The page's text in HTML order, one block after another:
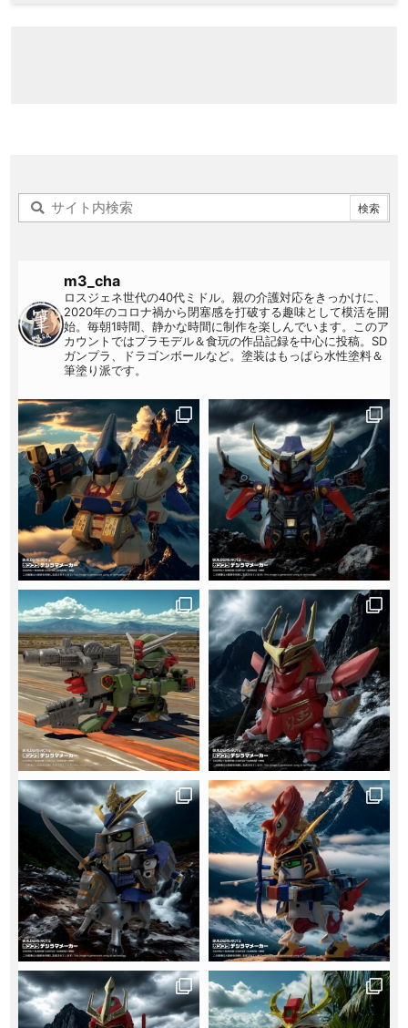
m3_cha
ロスジェネ世代の40代ミドル。親の介護対応をきっかけに、
2020年のコロナ禍から閉塞感を打破する趣味として模活を開
始。毎朝1時間、静かな時間に制作を楽しんでいます。このア
カウントではプラモデル＆食玩の作品記録を中心に投稿。SD
ガンプラ、ドラゴンボールなど。塗装はもっぱら水性塗料＆
筆塗り派です。